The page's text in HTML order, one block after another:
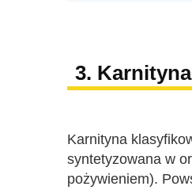
3. Karnityna
Karnityna
syntetyzowana w
pożywieniem).